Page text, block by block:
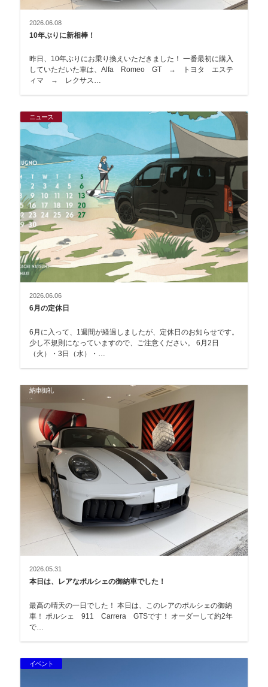
2026.06.08
10年ぶりに新相棒！
昨日、10年ぶりにお乗り換えいただきました！ 一番最初に購入
していただいた車は、Alfa Romeo GT → トヨタ エステ
ィマ → レクサス…
ニュース
2026.06.06
6月の定休日
6月に入って、1週間が経過しましたが、定休日のお知らせです。
少し不規則になっていますので、ご注意ください。 6月2日
（火）・3日（水）・…
納車御礼
2026.05.31
本日は、レアなポルシェの御納車でした！
最高の晴天の一日でした！ 本日は、このレアのポルシェの御納
車！ ポルシェ 911 Carrera GTSです！ オーダーして約2年
で…
イベント